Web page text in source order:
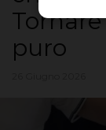
puro